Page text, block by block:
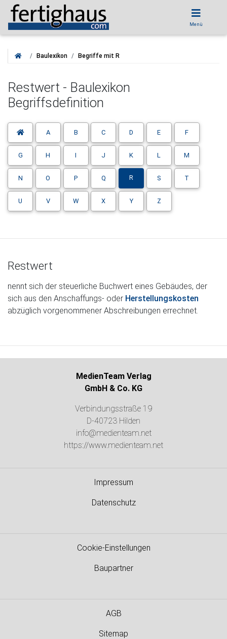
Menü
Baulexikon Begriffe mit R
Restwert - Baulexikon
Begriffsdefinition
A B C D E F
G H I J K L M
N O P Q R S T
U V W X Y Z
Restwert
nennt sich der steuerliche Buchwert eines Gebäudes, der
sich aus den Anschaffungs- oder Herstellungskosten
abzüglich vorgenommener Abschreibungen errechnet.
MedienTeam Verlag
GmbH & Co. KG
Verbindungsstraße 19
D-40723 Hilden
info@medienteam.net
https://www.medienteam.net
Impressum
Datenschutz
Cookie-Einstellungen
Baupartner
AGB
Sitemap